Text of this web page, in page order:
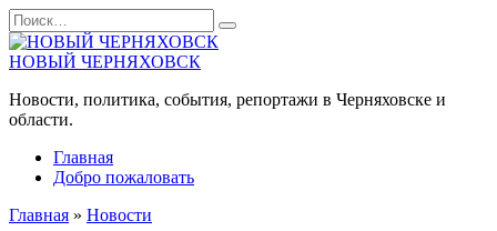
Перейти
к
содержанию
Search
for:
НОВЫЙ ЧЕРНЯХОВСК
Новости, политика, события, репортажи в Черняховске и
области.
Главная
Добро пожаловать
Главная » Новости